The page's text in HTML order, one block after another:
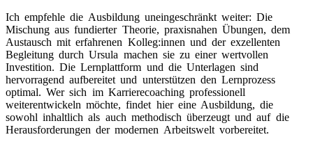
Ich empfehle die Ausbildung uneingeschränkt weiter: Die
Mischung aus fundierter Theorie, praxisnahen Übungen, dem
Austausch mit erfahrenen Kolleg:innen und der exzellenten
Begleitung durch Ursula machen sie zu einer wertvollen
Investition. Die Lernplattform und die Unterlagen sind
hervorragend aufbereitet und unterstützen den Lernprozess
optimal. Wer sich im Karrierecoaching professionell
weiterentwickeln möchte, findet hier eine Ausbildung, die
sowohl inhaltlich als auch methodisch überzeugt und auf die
Herausforderungen der modernen Arbeitswelt vorbereitet.